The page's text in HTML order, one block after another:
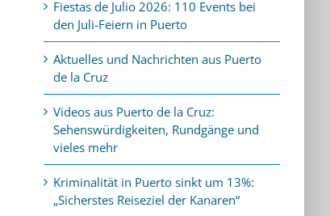
Fiestas de Julio 2026: 110 Events bei
den Juli-Feiern in Puerto
Aktuelles und Nachrichten aus Puerto
de la Cruz
Videos aus Puerto de la Cruz:
Sehenswürdigkeiten, Rundgänge und
vieles mehr
Kriminalität in Puerto sinkt um 13%:
„Sicherstes Reiseziel der Kanaren“